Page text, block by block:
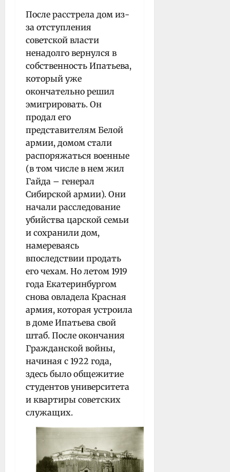
После расстрела дом из-
за отступления
советской власти
ненадолго вернулся в
собственность Ипатьева,
который уже
окончательно решил
эмигрировать. Он
продал его
представителям Белой
армии, домом стали
распоряжаться военные
(в том числе в нем жил
Гайда – генерал
Сибирской армии). Они
начали расследование
убийства царской семьи
и сохранили дом,
намереваясь
впоследствии продать
его чехам. Но летом 1919
года Екатеринбургом
снова овладела Красная
армия, которая устроила
в доме Ипатьева свой
штаб. После окончания
Гражданской войны,
начиная с 1922 года,
здесь было общежитие
студентов университета
и квартиры советских
служащих.